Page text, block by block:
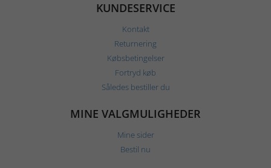
KUNDESERVICE
Kontakt
Returnering
Købsbetingelser
Fortryd køb
Således bestiller du
MINE VALGMULIGHEDER
Mine sider
Bestil nu